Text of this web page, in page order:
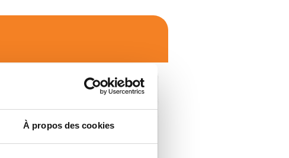
À propos des cookies